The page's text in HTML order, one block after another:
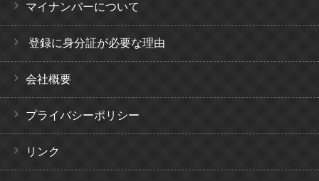
マイナンバーについて
登録に身分証が必要な理由
会社概要
プライバシーポリシー
リンク